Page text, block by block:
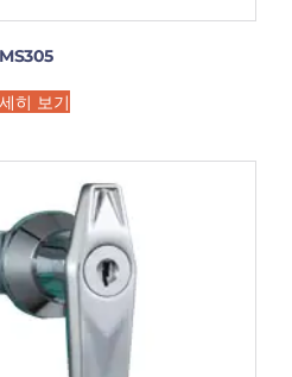
MS305
히 보기